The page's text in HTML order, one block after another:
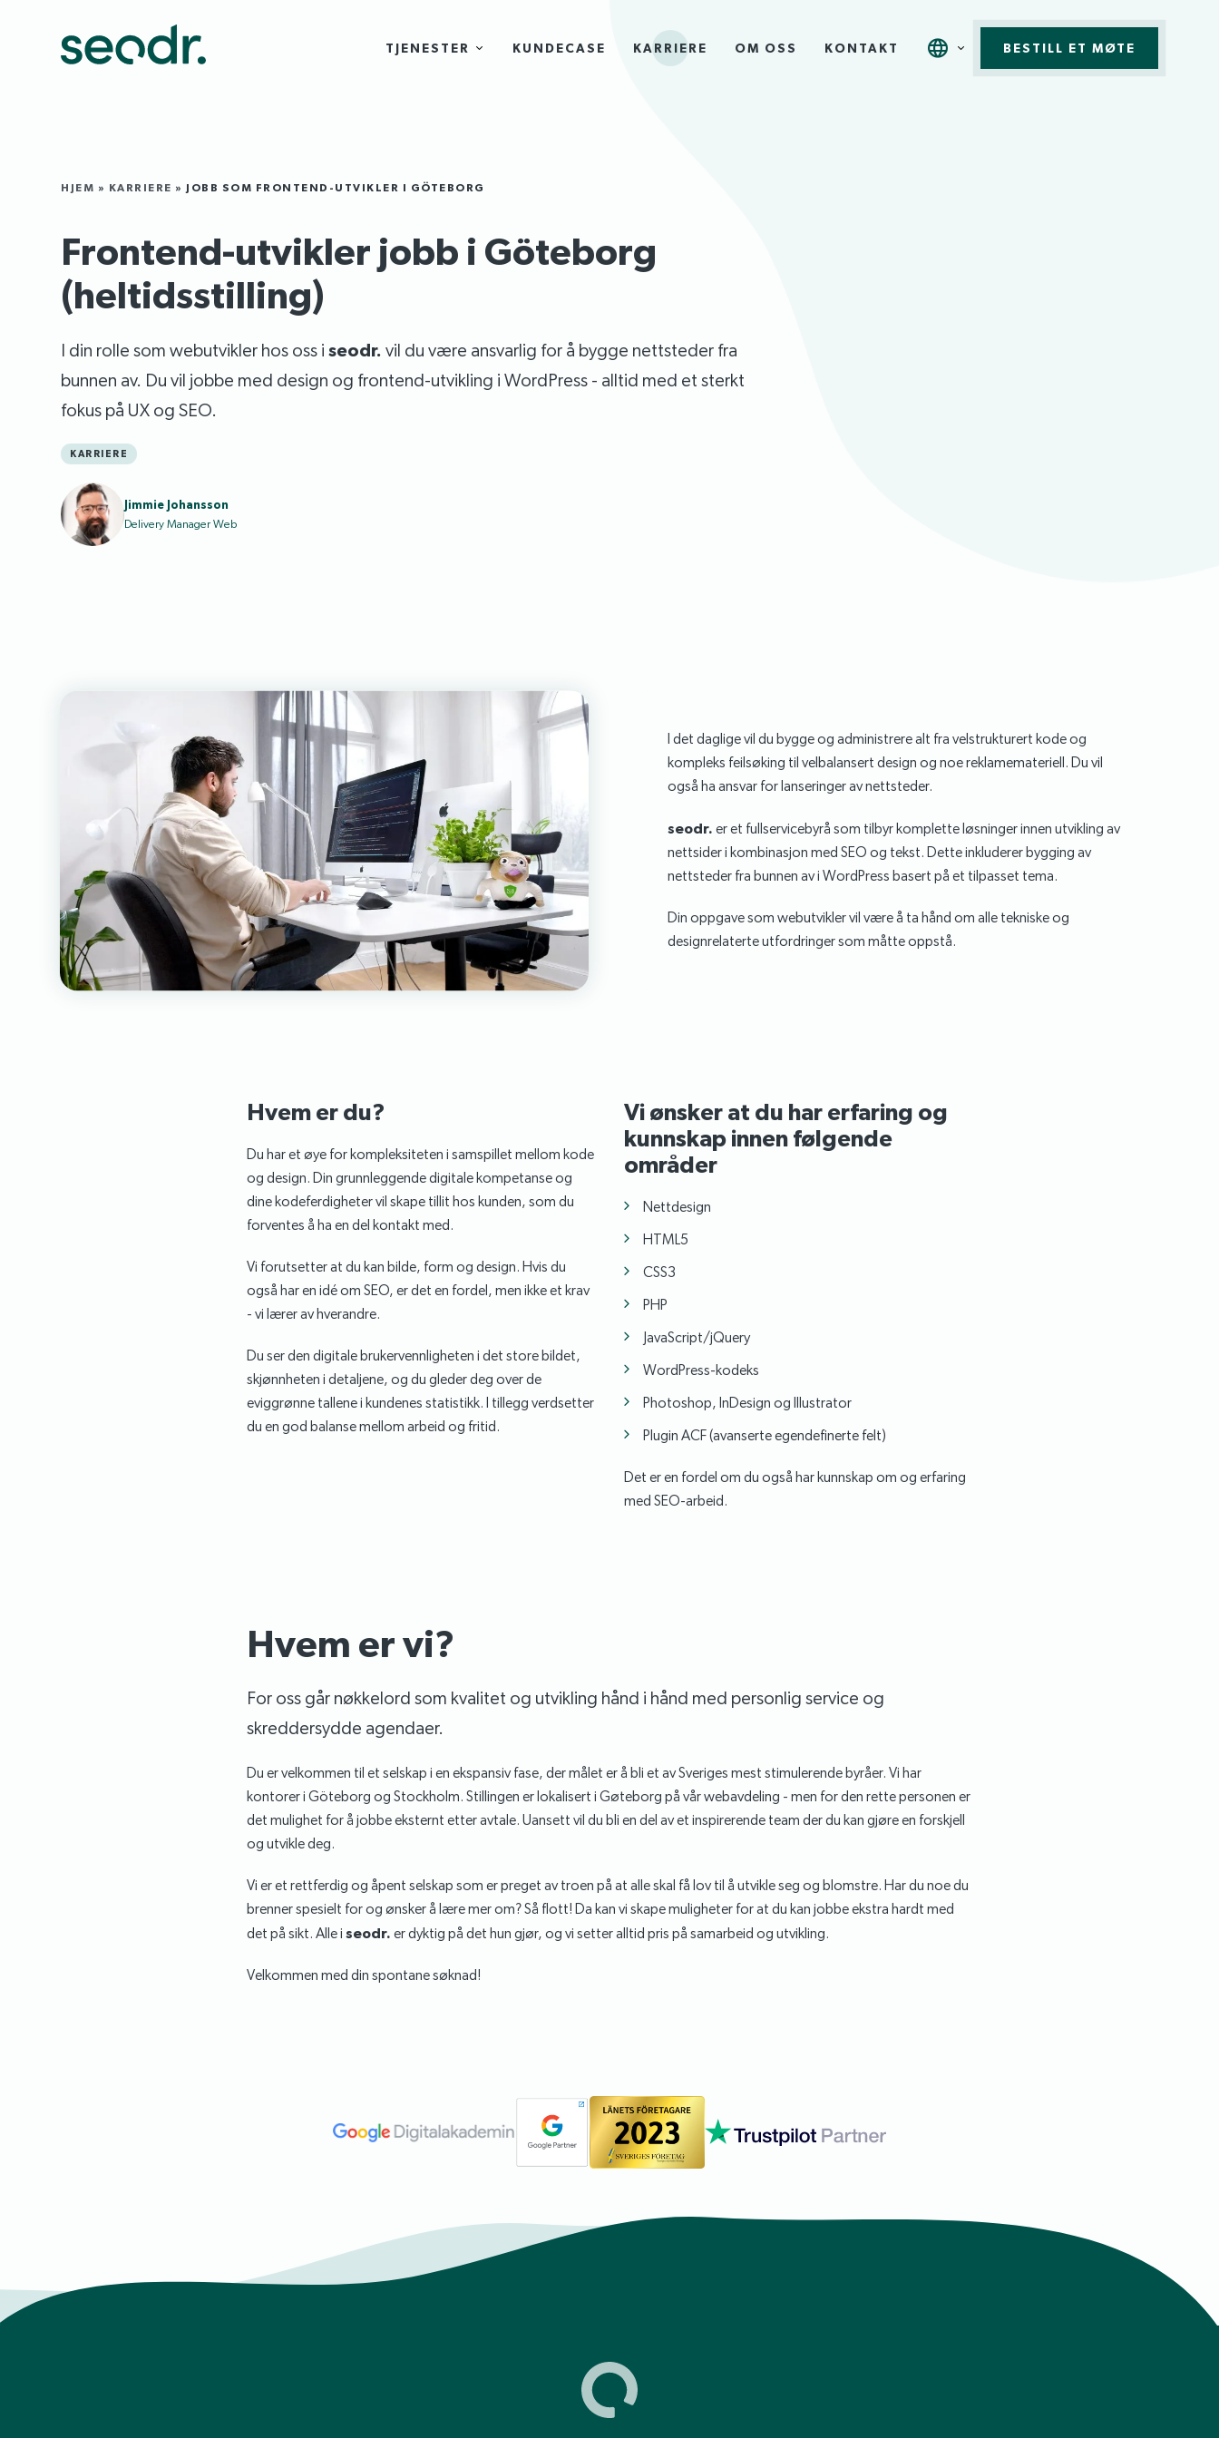
TJENESTER KUNDECASE KARRIERE OM OSS KONTAKT BESTILL ET MØTE
HJEM » KARRIERE » JOBB SOM FRONTEND-UTVIKLER I GÖTEBORG
Frontend-utvikler jobb i Göteborg
(heltidsstilling)
I din rolle som webutvikler hos oss iseodr. vil du være ansvarlig for å bygge nettsteder fra
bunnen av. Du vil jobbe med design og frontend-utvikling i WordPress - alltid med et sterkt
fokus på UX og SEO.
KARRIERE
Jimmie Johansson
Delivery Manager Web
I det daglige vil du bygge og administrere alt fra velstrukturert kode og
kompleks feilsøking til velbalansert design og noe reklamemateriell. Du vil
også ha ansvar for lanseringer av nettsteder.
seodr. er et fullservicebyrå som tilbyr komplette løsninger innen utvikling av
nettsider i kombinasjon med SEO og tekst. Dette inkluderer bygging av
nettsteder fra bunnen av i WordPress basert på et tilpasset tema.
Din oppgave som webutvikler vil være å ta hånd om alle tekniske og
designrelaterte utfordringer som måtte oppstå.
Hvem er du?
Du har et øye for kompleksiteten i samspillet mellom kode
og design. Din grunnleggende digitale kompetanse og
dine kodeferdigheter vil skape tillit hos kunden, som du
forventes å ha en del kontakt med.
Vi forutsetter at du kan bilde, form og design. Hvis du
også har en idé om SEO, er det en fordel, men ikke et krav
- vi lærer av hverandre.
Du ser den digitale brukervennligheten i det store bildet,
skjønnheten i detaljene, og du gleder deg over de
eviggrønne tallene i kundenes statistikk. I tillegg verdsetter
du en god balanse mellom arbeid og fritid.
Vi ønsker at du har erfaring og
kunnskap innen følgende
områder
Nettdesign
HTML5
CSS3
PHP
JavaScript/jQuery
WordPress-kodeks
Photoshop, InDesign og Illustrator
Plugin ACF (avanserte egendefinerte felt)
Det er en fordel om du også har kunnskap om og erfaring
med SEO-arbeid.
Hvem er vi?
For oss går nøkkelord som kvalitet og utvikling hånd i hånd med personlig service og
skreddersydde agendaer.
Du er velkommen til et selskap i en ekspansiv fase, der målet er å bli et av Sveriges mest stimulerende byråer. Vi har
kontorer i Göteborg og Stockholm. Stillingen er lokalisert i Gøteborg på vår webavdeling - men for den rette personen er
det mulighet for å jobbe eksternt etter avtale. Uansett vil du bli en del av et inspirerende team der du kan gjøre en forskjell
og utvikle deg.
Vi er et rettferdig og åpent selskap som er preget av troen på at alle skal få lov til å utvikle seg og blomstre. Har du noe du
brenner spesielt for og ønsker å lære mer om? Så flott! Da kan vi skape muligheter for at du kan jobbe ekstra hardt med
det på sikt. Alle i seodr. er dyktig på det hun gjør, og vi setter alltid pris på samarbeid og utvikling.
Velkommen med din spontane søknad!